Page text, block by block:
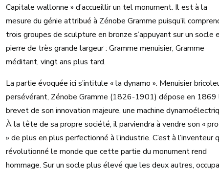
Capitale wallonne » d’accueillir un tel monument. Il est à la
mesure du génie attribué à Zénobe Gramme puisqu’il
trois groupes de sculpture en bronze s’appuyant sur un socle
pierre de très grande largeur : Gramme menuisier, Gramme
méditant, vingt ans plus tard.
La partie évoquée ici s’intitule « la dynamo ». Menuisier
persévérant, Zénobe Gramme (1826-1901) dépose en 1869
brevet de son innovation majeure, une machine
À la tête de sa propre société, il parviendra à vendre son «
» de plus en plus perfectionné à l’industrie. C’est à l’inventeur
révolutionné le monde que cette partie du monument rend
hommage. Sur un socle plus élevé que les deux autres,